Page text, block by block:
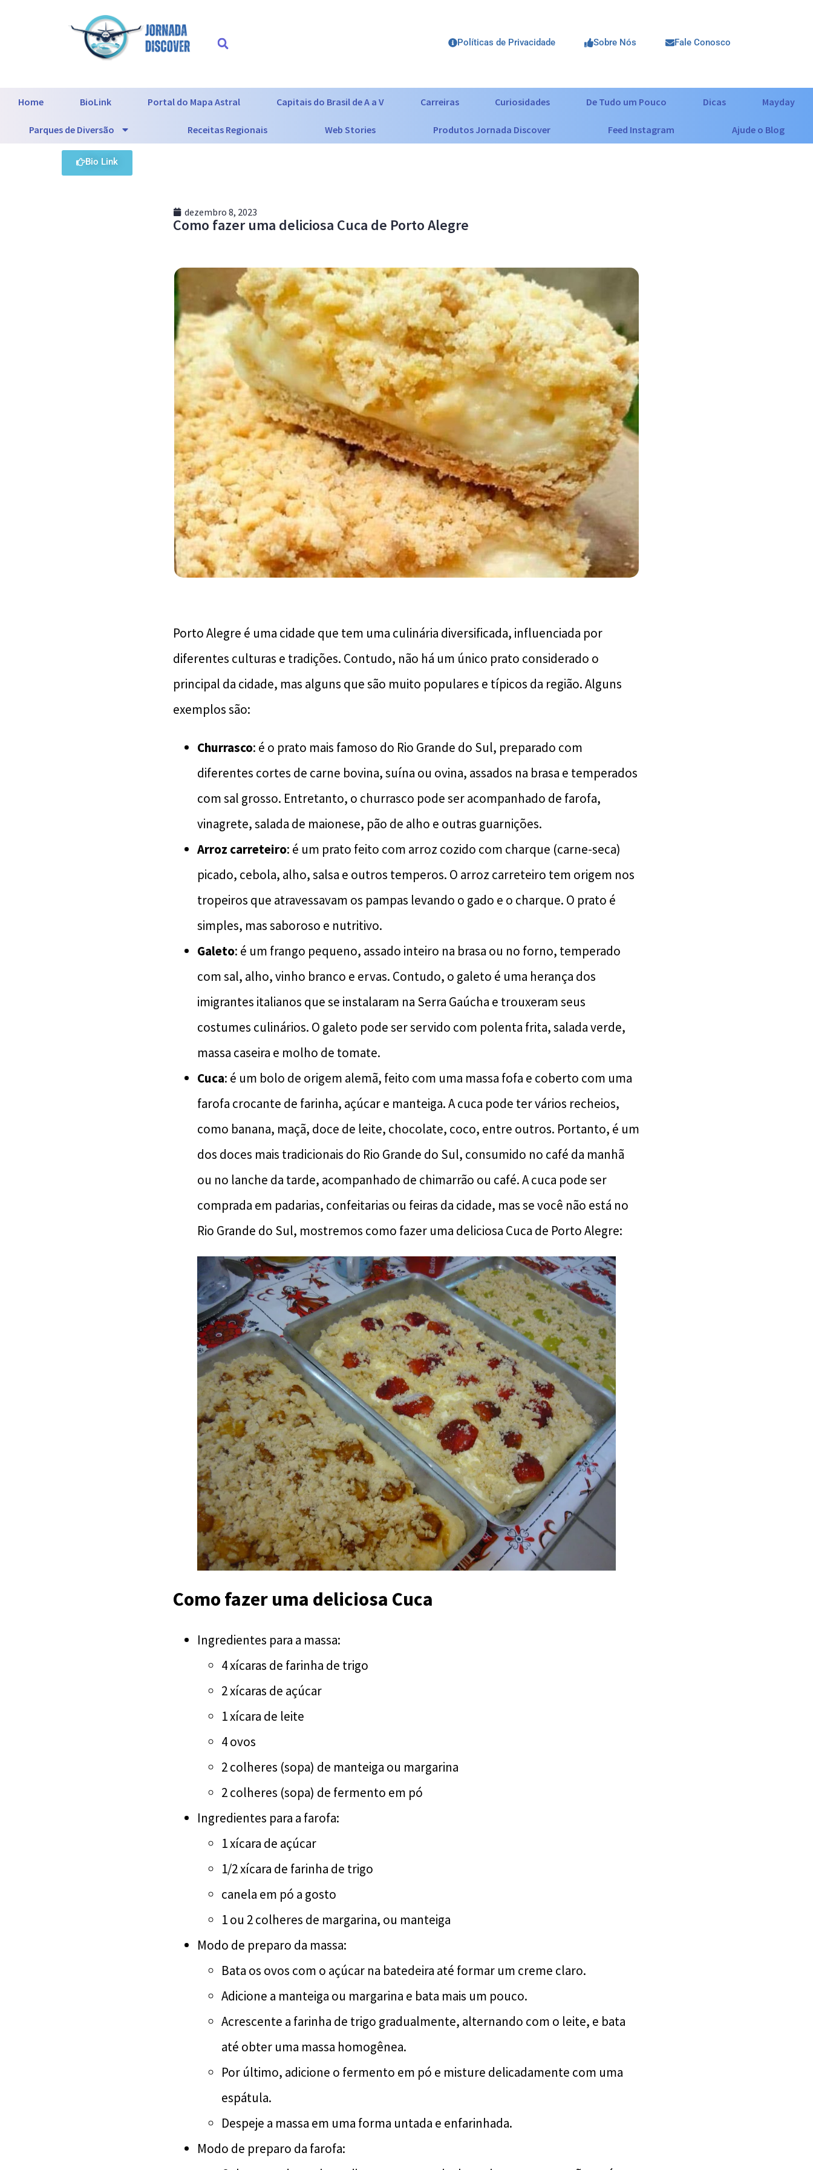
Políticas de Privacidade Sobre Nós Fale Conosco
Home BioLink Portal do Mapa Astral Capitais do Brasil de A a V Carreiras Curiosidades De Tudo um Pouco Dicas Mayday
Parques de Diversão Receitas Regionais Web Stories Produtos Jornada Discover Feed Instagram Ajude o Blog
Bio Link
dezembro 8, 2023
Como fazer uma deliciosa Cuca de Porto Alegre
Porto Alegre é uma cidade que tem uma culinária diversificada, influenciada por
diferentes culturas e tradições. Contudo, não há um único prato considerado o
principal da cidade, mas alguns que são muito populares e típicos da região. Alguns
exemplos são:
Churrasco: é o prato mais famoso do Rio Grande do Sul, preparado com
diferentes cortes de carne bovina, suína ou ovina, assados na brasa e temperados
com sal grosso. Entretanto, o churrasco pode ser acompanhado de farofa,
vinagrete, salada de maionese, pão de alho e outras guarnições.
Arroz carreteiro: é um prato feito com arroz cozido com charque (carne-seca)
picado, cebola, alho, salsa e outros temperos. O arroz carreteiro tem origem nos
tropeiros que atravessavam os pampas levando o gado e o charque. O prato é
simples, mas saboroso e nutritivo.
Galeto: é um frango pequeno, assado inteiro na brasa ou no forno, temperado
com sal, alho, vinho branco e ervas. Contudo, o galeto é uma herança dos
imigrantes italianos que se instalaram na Serra Gaúcha e trouxeram seus
costumes culinários. O galeto pode ser servido com polenta frita, salada verde,
massa caseira e molho de tomate.
Cuca: é um bolo de origem alemã, feito com uma massa fofa e coberto com uma
farofa crocante de farinha, açúcar e manteiga. A cuca pode ter vários recheios,
como banana, maçã, doce de leite, chocolate, coco, entre outros. Portanto, é um
dos doces mais tradicionais do Rio Grande do Sul, consumido no café da manhã
ou no lanche da tarde, acompanhado de chimarrão ou café. A cuca pode ser
comprada em padarias, confeitarias ou feiras da cidade, mas se você não está no
Rio Grande do Sul, mostremos como fazer uma deliciosa Cuca de Porto Alegre:
Como fazer uma deliciosa Cuca
Ingredientes para a massa:
4 xícaras de farinha de trigo
2 xícaras de açúcar
1 xícara de leite
4 ovos
2 colheres (sopa) de manteiga ou margarina
2 colheres (sopa) de fermento em pó
Ingredientes para a farofa:
1 xícara de açúcar
1/2 xícara de farinha de trigo
canela em pó a gosto
1 ou 2 colheres de margarina, ou manteiga
Modo de preparo da massa:
Bata os ovos com o açúcar na batedeira até formar um creme claro.
Adicione a manteiga ou margarina e bata mais um pouco.
Acrescente a farinha de trigo gradualmente, alternando com o leite, e bata
até obter uma massa homogênea.
Por último, adicione o fermento em pó e misture delicadamente com uma
espátula.
Despeje a massa em uma forma untada e enfarinhada.
Modo de preparo da farofa: